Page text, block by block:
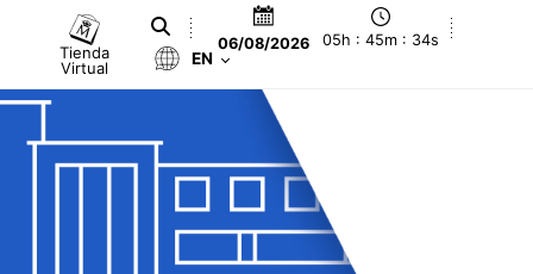
Tienda
Virtual
06/08/2026 05h : 45m : 34s
EN